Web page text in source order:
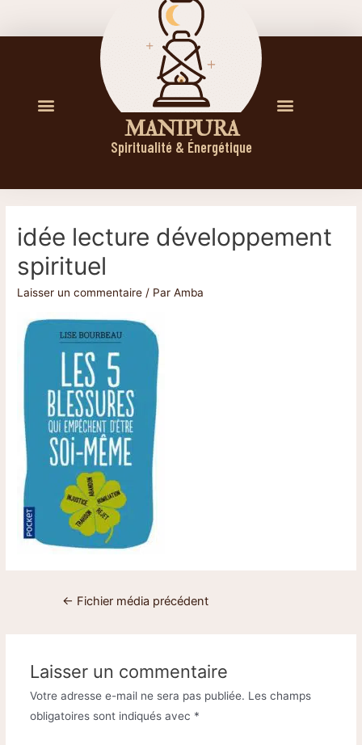
M A N I P U R A
Spiritualité & Énergétique
idée lecture développement
spirituel
Laisser un commentaire / ParAmba
← Fichier média précédent
Laisser un commentaire
Votre adresse e-mail ne sera pas publiée. Les champs
obligatoires sont indiqués avec *